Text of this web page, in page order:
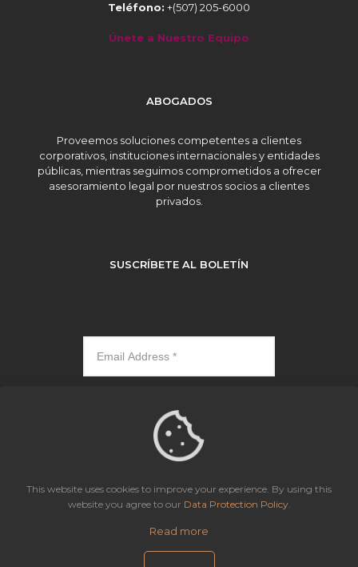
Teléfono: +(507) 205-6000
Únete a Nuestro Equipo
ABOGADOS
Proveemos soluciones competentes a clientes
corporativos, instituciones internacionales y entidades
públicas, mientras seguimos comprometidos a ofrecer
asesoramiento legal por nuestros socios a clientes
privados.
SUSCRÍBETE AL BOLETÍN
This website uses cookies to improve your experience. By using this
website you agree to our Data Protection Policy.
Read more